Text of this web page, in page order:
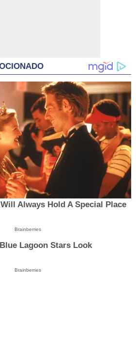
Always Hold A Special Place
Brainberries
Lagoon Stars Look
Brainberries